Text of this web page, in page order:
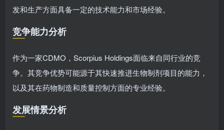
发和生产方面具备一定的技术能力和市场经验。
竞争能力分析
作为一家CDMO，Scorpius Holdings面临来自同行业的竞
争。其竞争优势可能源于其快速推进生物制剂项目的能力，
以及其在药物制造和质量控制方面的专业经验。
发展情景分析